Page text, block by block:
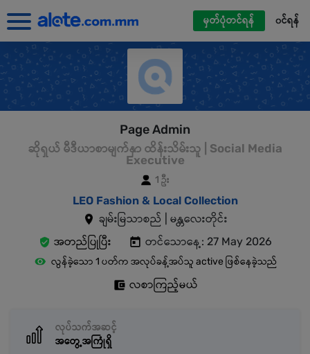
မှတ်ပုံတင်ရန် ၀င်ရန်
Page Admin
ဆိုရှယ် မီဒီယာစာမျက်နှာ ထိန်းသိမ်းသူ | Social Media
Executive
1 ဦး
LEO Fashion & Local Collection
ချမ်းမြသာစည် | မန္တလေးတိုင်း
အတည်ပြုပြီး
တင်သောနေ့: 27 May 2026
လွန်ခဲ့သော 1 ပတ်က အလုပ်ခန့်အပ်သူ active ဖြစ်နေခဲ့သည်
လစာကြည့်မယ်
လုပ်သက်အဆင့်
အတွေ့အကြုံရှိ